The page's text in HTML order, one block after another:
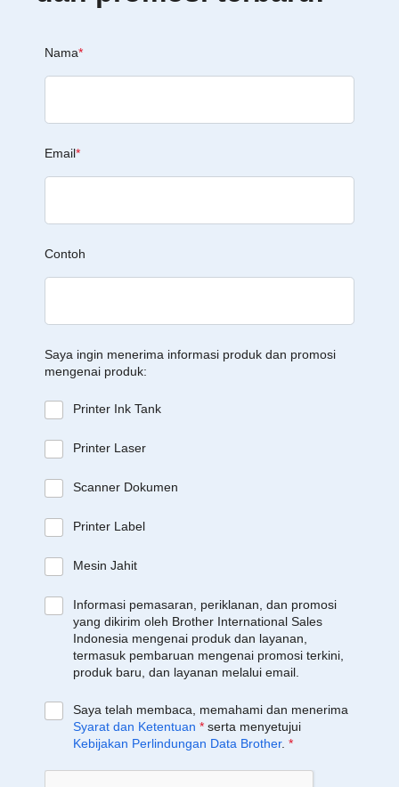
Nama*
Email*
Contoh
Saya ingin menerima informasi produk dan promosi
mengenai produk:
Printer Ink Tank
Printer Laser
Scanner Dokumen
Printer Label
Mesin Jahit
Informasi pemasaran, periklanan, dan promosi
yang dikirim oleh Brother International Sales
Indonesia mengenai produk dan layanan,
termasuk pembaruan mengenai promosi terkini,
produk baru, dan layanan melalui email.
Saya telah membaca, memahami dan menerima
Syarat dan Ketentuan * serta menyetujui
Kebijakan Perlindungan Data Brother. *